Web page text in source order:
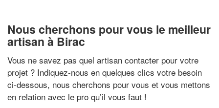
Nous cherchons pour vous le meilleur
artisan à Birac
Vous ne savez pas quel artisan contacter pour votre
projet ? Indiquez-nous en quelques clics votre besoin
ci-dessous, nous cherchons pour vous et vous mettons
en relation avec le pro qu’il vous faut !